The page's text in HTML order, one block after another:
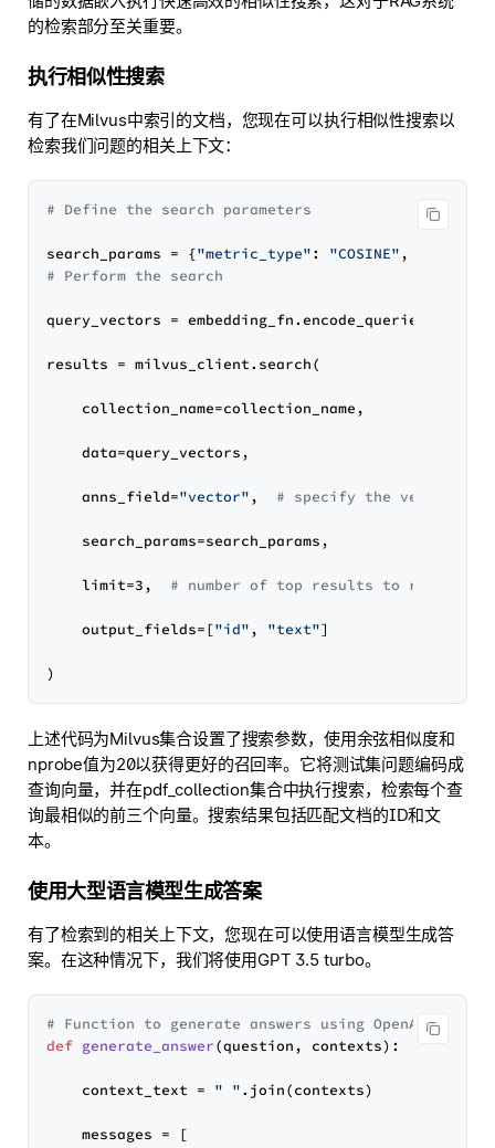
的检索部分至关重要。
执行相似性搜索
有了在Milvus中索引的文档，您现在可以执行相似性搜索以
检索我们问题的相关上下文：
# Define the search parameters
search_params = {"metric_type": "COSINE" ,
# Perform the search
query_vectors =
results = milvus_client.search(
    collection_name=collection_name,
    data=query_vectors,
    anns_field=
"vector" , # specify the vector
    search_params=search_params,
    limit=3,
# number of top results to retrieve
    output_fields=[
"id" , "text"]
上述代码为Milvus集合设置了搜索参数，使用余弦相似度和
nprobe值为20以获得更好的召回率。它将测试集问题编码成
查询向量，并在pdf_collection集合中执行搜索，检索每个查
询最相似的前三个向量。搜索结果包括匹配文档的ID和文
本。
使用大型语言模型生成答案
有了检索到的相关上下文，您现在可以使用语言模型生成答
案。在这种情况下，我们将使用GPT 3.5 turbo。
# Function to generate answers using OpenAI
def generate_answer(question, contexts):
    context_text =
" ".join(contexts)
    messages = [